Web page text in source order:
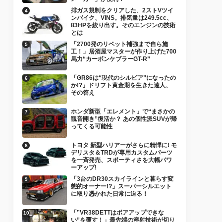
排ガス規制をクリアした、2ストVツイ
ンバイク、VINS。排気量は249.5cc、
83HPを絞り出す。そのエンジンの技術
とは
「2700発のリベット補強まで自ら施
工！」居酒屋マスターが作り上げた700
馬力“カーボンケブラーGT-R”
「GR86は“現代のシルビア”になったの
か!?」ドリフト黄金期を生きた達人、
その答え
ホンダ新型「エレメント」で“まさかの
観音開き”復活か？ あの個性派SUVが帰
ってくる可能性
トヨタ 新型ハリアーがさらに精悍に! モ
デリスタ＆TRDが専用カスタムパーツ
を一斉発売、スポーティさを大幅パワ
ーアップ!
「3台のDR30スカイラインと暮らす変
態的オーナー!?」スーパーシルエット
に取り憑かれた日常に迫る！
「”VR38DETTはボアアップできな
い”を覆す！」最先端の溶射技術が切り